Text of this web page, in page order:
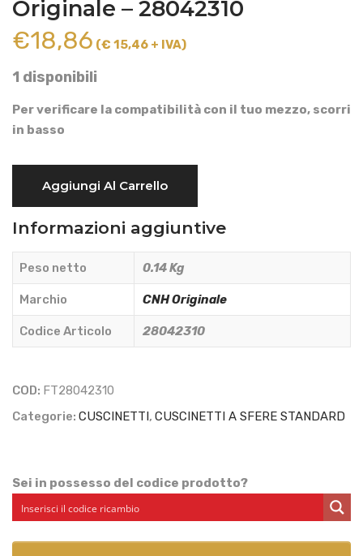
Originale – 28042310
€18,86 (€ 15,46 + IVA)
1 disponibili
Per verificare la compatibilità con il tuo mezzo, scorri
in basso
SCHERMATO
20x47x18
CNH
Originale
Aggiungi Al Carrello
Informazioni aggiuntive
Peso netto 0.14 Kg
Marchio CNH Originale
Codice Articolo 28042310
COD: FT28042310
Categorie: CUSCINETTI , CUSCINETTI A SFERE STANDARD
Sei in possesso del codice prodotto?